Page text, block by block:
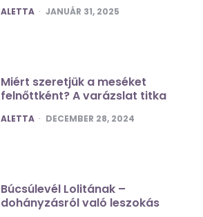
POSTED
ALETTA JANUÁR 31, 2025
Miért szeretjük a meséket
felnőttként? A varázslat titka
POSTED
ALETTA DECEMBER 28, 2024
Búcsúlevél Lolitának –
dohányzásról való leszokás